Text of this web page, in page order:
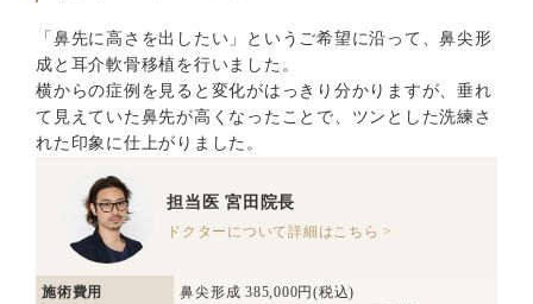
「鼻先に高さを出したい」というご希望に沿って、鼻尖形
成と耳介軟骨移植を行いました。
横からの症例を見ると変化がはっきり分かりますが、垂れ
て見えていた鼻先が高くなったことで、ツンとした洗練さ
れた印象に仕上がりました。
担当医 宮田院長
ドクターについて詳細はこちら >
施術費用
鼻尖形成 385,000円(税込)